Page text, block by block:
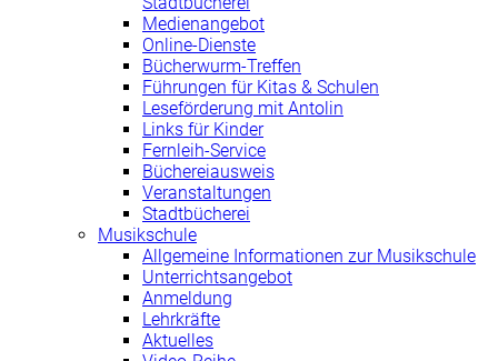
Medienangebot
Online-Dienste
Bücherwurm-Treffen
Führungen für Kitas & Schulen
Leseförderung mit Antolin
Links für Kinder
Fernleih-Service
Büchereiausweis
Veranstaltungen
Stadtbücherei
Musikschule
Allgemeine Informationen zur Musikschule
Unterrichtsangebot
Anmeldung
Lehrkräfte
Aktuelles